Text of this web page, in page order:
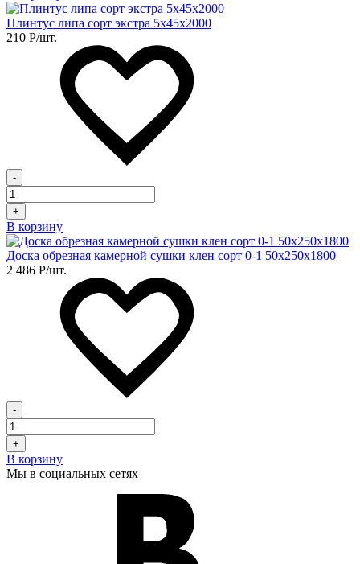
Плинтус липа сорт экстра 5х45х2000
210 Р/шт.
-
+
В корзину
Доска обрезная камерной сушки клен сорт 0-1 50х250х1800
2 486 Р/шт.
-
+
В корзину
Мы в социальных сетях